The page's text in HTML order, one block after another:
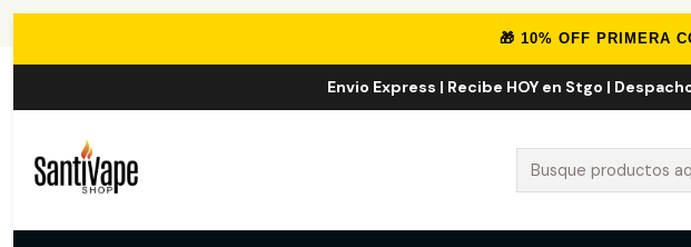
🎁 10% OFF PRIMERA
Envio Express | Recibe HOY en Stgo |FUME